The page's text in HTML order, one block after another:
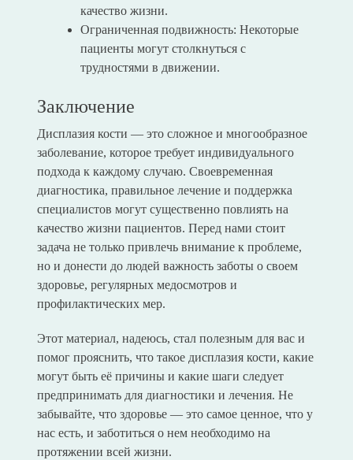
качество жизни.
Ограниченная подвижность: Некоторые
пациенты могут столкнуться с
трудностями в движении.
Заключение
Дисплазия кости — это сложное и многообразное
заболевание, которое требует индивидуального
подхода к каждому случаю. Своевременная
диагностика, правильное лечение и поддержка
специалистов могут существенно повлиять на
качество жизни пациентов. Перед нами стоит
задача не только привлечь внимание к проблеме,
но и донести до людей важность заботы о своем
здоровье, регулярных медосмотров и
профилактических мер.
Этот материал, надеюсь, стал полезным для вас и
помог прояснить, что такое дисплазия кости, какие
могут быть её причины и какие шаги следует
предпринимать для диагностики и лечения. Не
забывайте, что здоровье — это самое ценное, что у
нас есть, и заботиться о нем необходимо на
протяжении всей жизни.